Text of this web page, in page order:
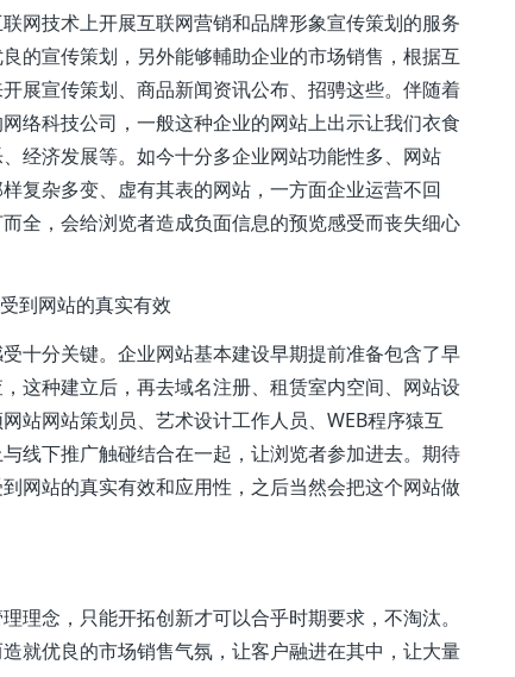
网技术上开展互联网营销和品牌形象宣传策划的服务
的宣传策划，另外能够輔助企业的市场销售，根据互
展宣传策划、商品新闻资讯公布、招骋这些。伴随着
络科技公司，一般这种企业的网站上出示让我们衣食
经济发展等。如今十分多企业网站功能性多、网站
复杂多变、虚有其表的网站，一方面企业运营不回
全，会给浏览者造成负面信息的预览感受而丧失细心
到网站的真实有效
十分关键。企业网站基本建设早期提前准备包含了早
这种建立后，再去域名注册、租赁室内空间、网站设
站网站策划员、艺术设计工作人员、WEB程序猿互
线下推广触碰结合在一起，让浏览者参加进去。期待
网站的真实有效和应用性，之后当然会把这个网站做
理念，只能开拓创新才可以合乎时期要求，不淘汰。
就优良的市场销售气氛，让客户融进在其中，让大量